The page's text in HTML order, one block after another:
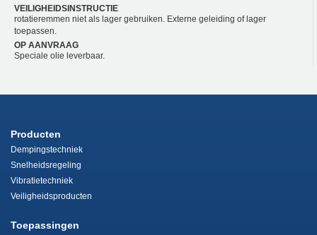
VEILIGHEIDSINSTRUCTIE
rotatieremmen niet als lager gebruiken. Externe geleiding of lager
toepassen.
OP AANVRAAG
Speciale olie leverbaar.
Producten
Dempingstechniek
Snelheidsregeling
Vibratietechniek
Veiligheidsproducten
Toepassingen